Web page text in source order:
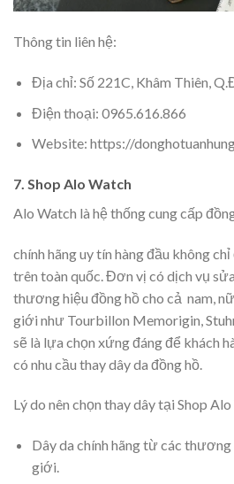
Thông tin liên hệ:
Địa chỉ: Số 221C, Khâm Thiên,
Điện thoại: 0965.616.866
Website: https://
7. Shop Alo Watch
Alo Watch là hệ thống cung cấp
chính hãng uy tín hàng đầu không
trên toàn quốc. Đơn vị có dịch vụ
thương hiệu đồng hồ cho cả nam,
giới như Tourbillon Memorigin,
sẽ là lựa chọn xứng đáng để khách
có nhu cầu thay dây da đồng hồ.
Lý do nên chọn thay dây tại Shop
Dây da chính hãng từ các
giới.